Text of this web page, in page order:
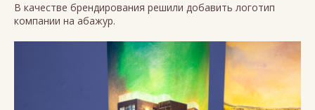
В качестве брендирования решили добавить логотип
компании на абажур.